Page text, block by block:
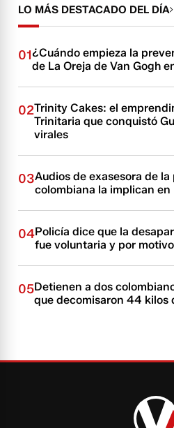
LO MÁS DESTACADO DEL DÍA
01¿Cuándo empieza la
de La Oreja de Van Gogh
02Trinity Cakes: el
Trinitaria que conquistó
virales
03Audios de exasesora de
colombiana la implican
04Policía dice que la
fue voluntaria y por
05Detienen a dos
que decomisaron 44 kilos